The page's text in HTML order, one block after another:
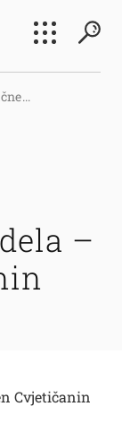
–
Cvjetičanin